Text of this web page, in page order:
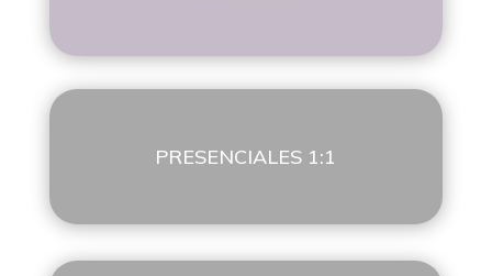
PRESENCIALES 1:1